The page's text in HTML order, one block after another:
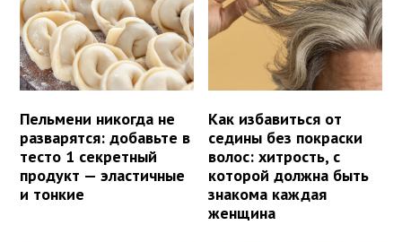
Пельмени никогда не
разварятся: добавьте в
тесто 1 секретный
продукт — эластичные
и тонкие
Как избавиться от
седины без покраски
волос: хитрость, с
которой должна быть
знакома каждая
женщина